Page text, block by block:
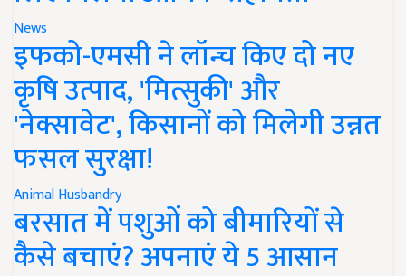
News
इफको-एमसी ने लॉन्च किए दो नए
कृषि उत्पाद, 'मित्सुकी' और
'नेक्सावेट', किसानों को मिलेगी उन्नत
फसल सुरक्षा!
Animal Husbandry
बरसात में पशुओं को बीमारियों से
कैसे बचाएं? अपनाएं ये 5 आसान